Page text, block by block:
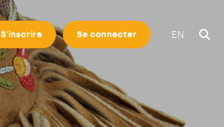
S'inscrire Se connecter EN